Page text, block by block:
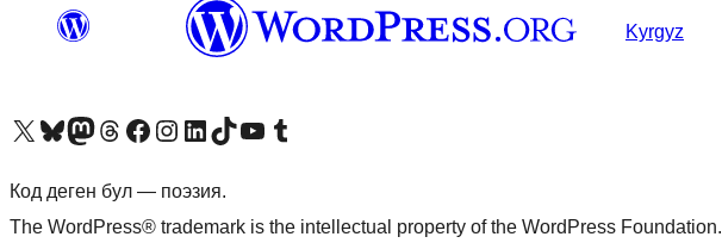
Kyrgyz
Visit our X (formerly Twitter) account
Visit our Bluesky account
Биздин Mastodon түрмөгүбүзгө баш багыңыз
Visit our Threads account
Биздин Facebook баракчабызга кириңиз
Биздин Instagram баракчабызга баш багыңыз
Биздин LinkedIn баракчабызга баш багыңыз
Visit our TikTok account
Visit our YouTube channel
Visit our Tumblr account
Код деген бул — поэзия.
The WordPress® trademark is the intellectual property of the WordPress Foundation.